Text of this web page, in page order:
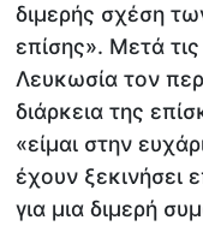
διμερής σχέση
επίσης». Μετά
Λευκωσία τον
διάρκεια της
«είμαι στην
έχουν ξεκινήσει
για μια διμερή